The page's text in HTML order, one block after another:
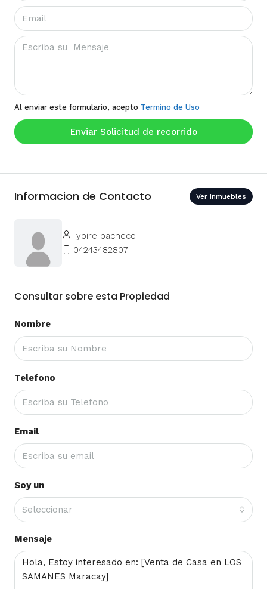
Al enviar este formulario, acepto Termino de Uso
Enviar Solicitud de recorrido
Informacion de Contacto Ver Inmuebles
yoire pacheco
04243482807
Consultar sobre esta Propiedad
Nombre
Telefono
Email
Soy un
Seleccionar
Mensaje